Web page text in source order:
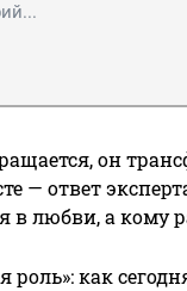
он
— ответ
в любви, а кому
роль»: как